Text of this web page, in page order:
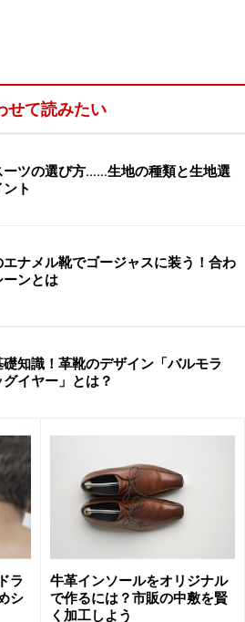
左画像はナローネクタイ。中画像
イ。右画像は気持ち太めのネクタ
長を続けた経済を象徴するよう
び目を大きく見せるウインザー
のボリューム感あるネクタイの
160度近いワイドスプレッドとい
。実は、シャツの襟型によって
るのです。
動のようにネクタイの結び目も
せて読みたい
ーツの選び方……生地の種類と生地選
ト
エナメル靴でゴージャスに装う！合わ
ンとは
知識！革靴のデザイン「バルモラ
イヤー」とは？
ラ
シ
牛革インソールをオリジナル
で作るには？市販の中敷を賢
く加工しよう